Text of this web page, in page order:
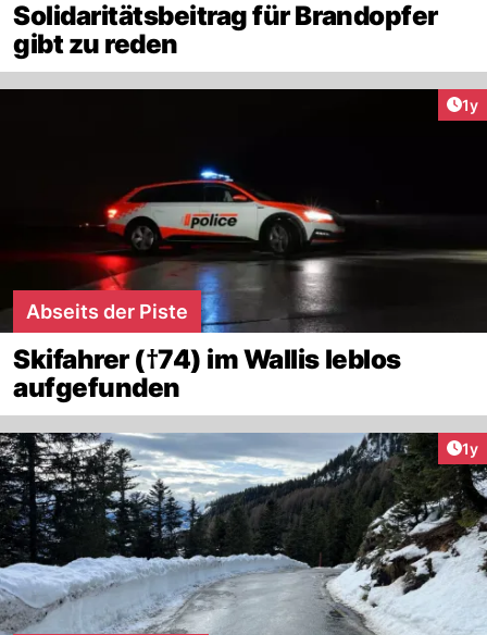
Solidaritätsbeitrag für Brandopfer
gibt zu reden
1y
Abseits der Piste
Skifahrer (†74) im Wallis leblos
aufgefunden
1y